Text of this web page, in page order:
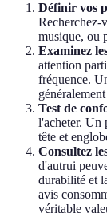
Définir vos
Recherchez-
musique, ou
Examinez
attention
fréquence.
Test de
l'acheter. Un
tête et
Consultez
d'autrui
durabilité et
avis
véritable